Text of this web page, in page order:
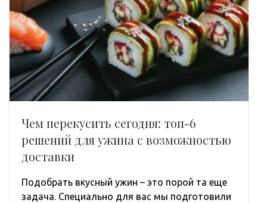
Чем перекусить сегодня: топ-6
решений для ужина с возможностью
доставки
Подобрать вкусный ужин – это порой та еще
задача. Специально для вас мы подготовили